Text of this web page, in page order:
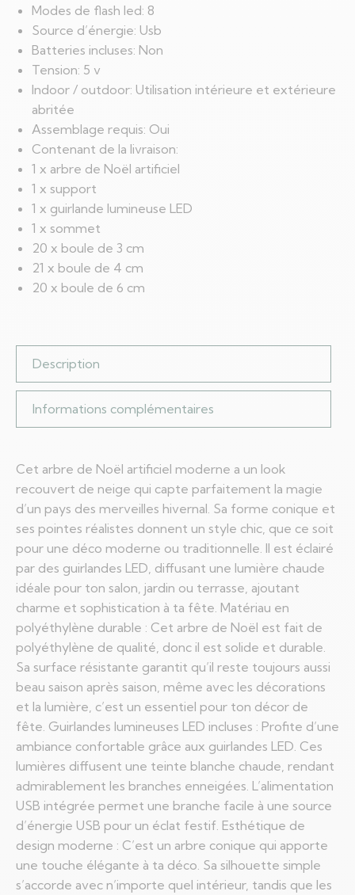
Modes de flash led: 8
Source d’énergie: Usb
Batteries incluses: Non
Tension: 5 v
Indoor / outdoor: Utilisation intérieure et extérieure
abritée
Assemblage requis: Oui
Contenant de la livraison:
1 x arbre de Noël artificiel
1 x support
1 x guirlande lumineuse LED
1 x sommet
20 x boule de 3 cm
21 x boule de 4 cm
20 x boule de 6 cm
Description
Informations complémentaires
Cet arbre de Noël artificiel moderne a un look
recouvert de neige qui capte parfaitement la magie
d’un pays des merveilles hivernal. Sa forme conique et
ses pointes réalistes donnent un style chic, que ce soit
pour une déco moderne ou traditionnelle. Il est éclairé
par des guirlandes LED, diffusant une lumière chaude
idéale pour ton salon, jardin ou terrasse, ajoutant
charme et sophistication à ta fête. Matériau en
polyéthylène durable : Cet arbre de Noël est fait de
polyéthylène de qualité, donc il est solide et durable.
Sa surface résistante garantit qu’il reste toujours aussi
beau saison après saison, même avec les décorations
et la lumière, c’est un essentiel pour ton décor de
fête. Guirlandes lumineuses LED incluses : Profite d’une
ambiance confortable grâce aux guirlandes LED. Ces
lumières diffusent une teinte blanche chaude, rendant
admirablement les branches enneigées. L’alimentation
USB intégrée permet une branche facile à une source
d’énergie USB pour un éclat festif. Esthétique de
design moderne : C’est un arbre conique qui apporte
une touche élégante à ta déco. Sa silhouette simple
s’accorde avec n’importe quel intérieur, tandis que les